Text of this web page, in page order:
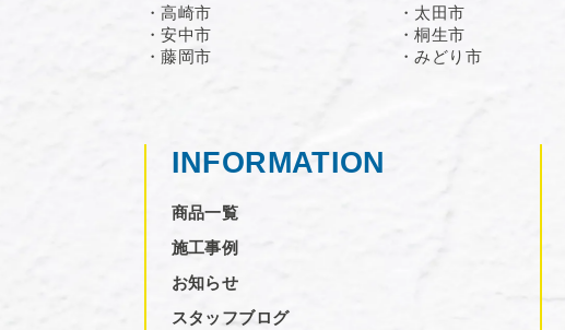
・高崎市
・安中市
・藤岡市
・太田市
・桐生市
・みどり市
INFORMATION
商品一覧
施工事例
お知らせ
スタッフブログ